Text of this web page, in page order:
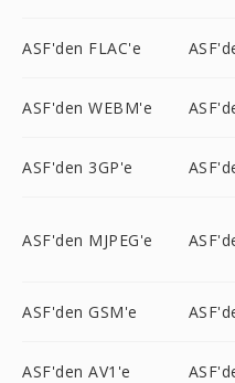
ASF'den FLAC'e
ASF'den WEBM'e
ASF'den 3GP'e
ASF'den MJPEG'e
ASF'den GSM'e
ASF'den AV1'e